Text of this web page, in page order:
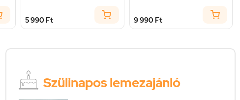
5 990 Ft 9 990 Ft
Szülinapos lemezajánló